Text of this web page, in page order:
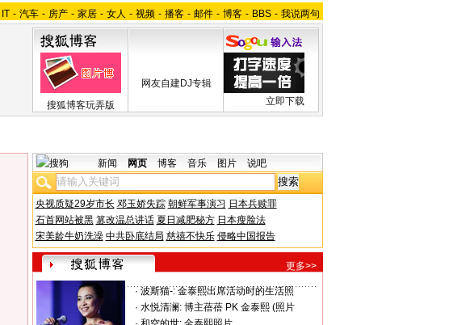
IT - 汽车 - 房产 - 家居 - 女人 - 视频 - 播客 - 邮件 - 博客 - BBS - 我说两句
搜狐博客玩弄版
网友自建DJ专辑
立即下载
新闻 网页 博客 音乐 图片 说吧
央视质疑29岁市长 邓玉娇失踪 朝鲜军事演习 日本兵赎罪
石首网站被黑 篡改温总讲话 夏日减肥秘方 日本瘦脸法
宋美龄牛奶洗澡 中共卧底结局 慈禧不快乐 侵略中国报告
更多>>
· 波斯猫-: 金泰熙出席活动时的生活照
· 水悦清澜: 博主蓓蓓 PK 金泰熙 (照片